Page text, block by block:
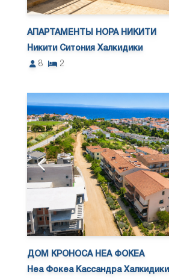
АПАРТАМЕНТЫ НОРА НИКИТИ
Никити Ситония Халкидики
8
2
ДОМ КРОНОСА НЕА ФОКЕА
Неа Фокеа Кассандра Халкидики